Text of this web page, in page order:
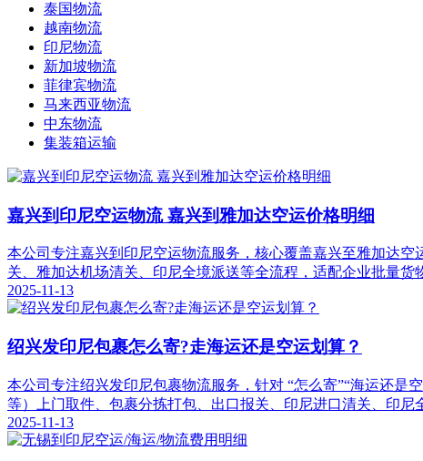
泰国物流
越南物流
印尼物流
新加坡物流
菲律宾物流
马来西亚物流
中东物流
集装箱运输
嘉兴到印尼空运物流 嘉兴到雅加达空运价格明细
本公司专注嘉兴到印尼空运物流服务，核心覆盖嘉兴至雅加达
关、雅加达机场清关、印尼全境派送等全流程，适配企业批量
2025-11-13
绍兴发印尼包裹怎么寄?走海运还是空运划算？
本公司专注绍兴发印尼包裹物流服务，针对 “怎么寄”“海运还
等）上门取件、包裹分拣打包、出口报关、印尼进口清关、印
2025-11-13